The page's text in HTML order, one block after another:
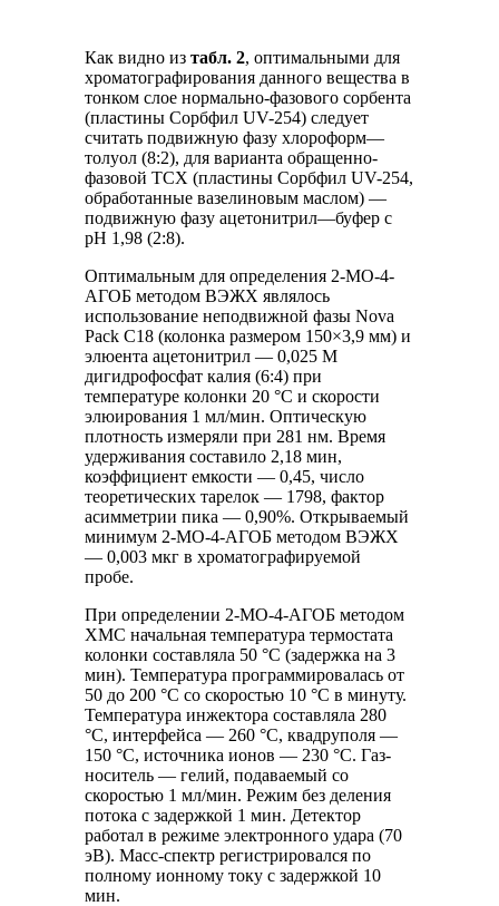
Как видно изтабл. 2, оптимальными для
хроматографирования данного вещества в
тонком слое нормально-фазового сорбента
(пластины Сорбфил UV-254) следует
считать подвижную фазу хлороформ—
толуол (8:2), для варианта обращенно-
фазовой ТСХ (пластины Сорбфил UV-254,
обработанные вазелиновым маслом) —
подвижную фазу ацетонитрил—буфер с
рН 1,98 (2:8).
Оптимальным для определения 2-МО-4-
АГОБ методом ВЭЖХ являлось
использование неподвижной фазы Nova
Pack С18 (колонка размером 150×3,9 мм) и
элюента ацетонитрил — 0,025 М
дигидрофосфат калия (6:4) при
температуре колонки 20 °С и скорости
элюирования 1 мл/мин. Оптическую
плотность измеряли при 281 нм. Время
удерживания составило 2,18 мин,
коэффициент емкости — 0,45, число
теоретических тарелок — 1798, фактор
асимметрии пика — 0,90%. Открываемый
минимум 2-МО-4-АГОБ методом ВЭЖХ
— 0,003 мкг в хроматографируемой
пробе.
При определении 2-МО-4-АГОБ методом
ХМС начальная температура термостата
колонки составляла 50 °С (задержка на 3
мин). Температура программировалась от
50 до 200 °С со скоростью 10 °С в минуту.
Температура инжектора составляла 280
°С, интерфейса — 260 °С, квадруполя —
150 °С, источника ионов — 230 °С. Газ-
носитель — гелий, подаваемый со
скоростью 1 мл/мин. Режим без деления
потока с задержкой 1 мин. Детектор
работал в режиме электронного удара (70
эВ). Масс-спектр регистрировался по
полному ионному току с задержкой 10
мин.